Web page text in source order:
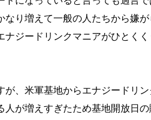
り増えて一般の人たちから嫌が
ジードリンクマニアがひとく
が、米軍基地からエナジードリ
が増えすぎたため基地開放日の